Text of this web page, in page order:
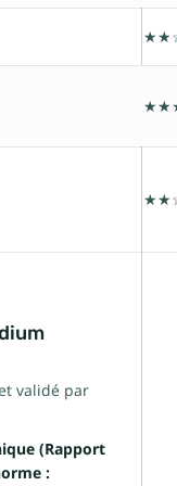
validé par
(Rapport
: